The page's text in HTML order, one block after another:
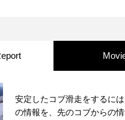
安定したコブ滑走をするに
の情報を、先のコブからの